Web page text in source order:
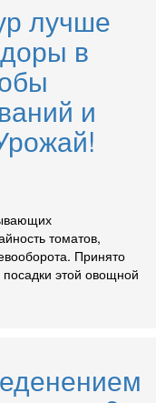
лучше
в
и
томатов,
Принято
этой овощной